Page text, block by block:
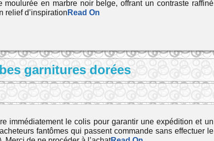
en marbre noir belge, offrant un contraste raffiné
relief d’inspiration Read On
garnitures dorées
immédiatement le colis pour garantir une expédition et un
fantômes qui passent commande sans effectuer le